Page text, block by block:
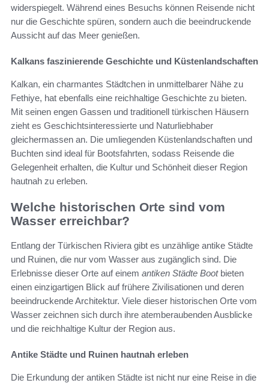
widerspiegelt. Während eines Besuchs können Reisende nicht
nur die Geschichte spüren, sondern auch die beeindruckende
Aussicht auf das Meer genießen.
Kalkans faszinierende Geschichte und Küstenlandschaften
Kalkan, ein charmantes Städtchen in unmittelbarer Nähe zu
Fethiye, hat ebenfalls eine reichhaltige Geschichte zu bieten.
Mit seinen engen Gassen und traditionell türkischen Häusern
zieht es Geschichtsinteressierte und Naturliebhaber
gleichermassen an. Die umliegenden Küstenlandschaften und
Buchten sind ideal für Bootsfahrten, sodass Reisende die
Gelegenheit erhalten, die Kultur und Schönheit dieser Region
hautnah zu erleben.
Welche historischen Orte sind vom
Wasser erreichbar?
Entlang der Türkischen Riviera gibt es unzählige antike Städte
und Ruinen, die nur vom Wasser aus zugänglich sind. Die
Erlebnisse dieser Orte auf einem antiken Städte Bootbieten
einen einzigartigen Blick auf frühere Zivilisationen und deren
beeindruckende Architektur. Viele dieser historischen Orte vom
Wasser zeichnen sich durch ihre atemberaubenden Ausblicke
und die reichhaltige Kultur der Region aus.
Antike Städte und Ruinen hautnah erleben
Die Erkundung der antiken Städte ist nicht nur eine Reise in die